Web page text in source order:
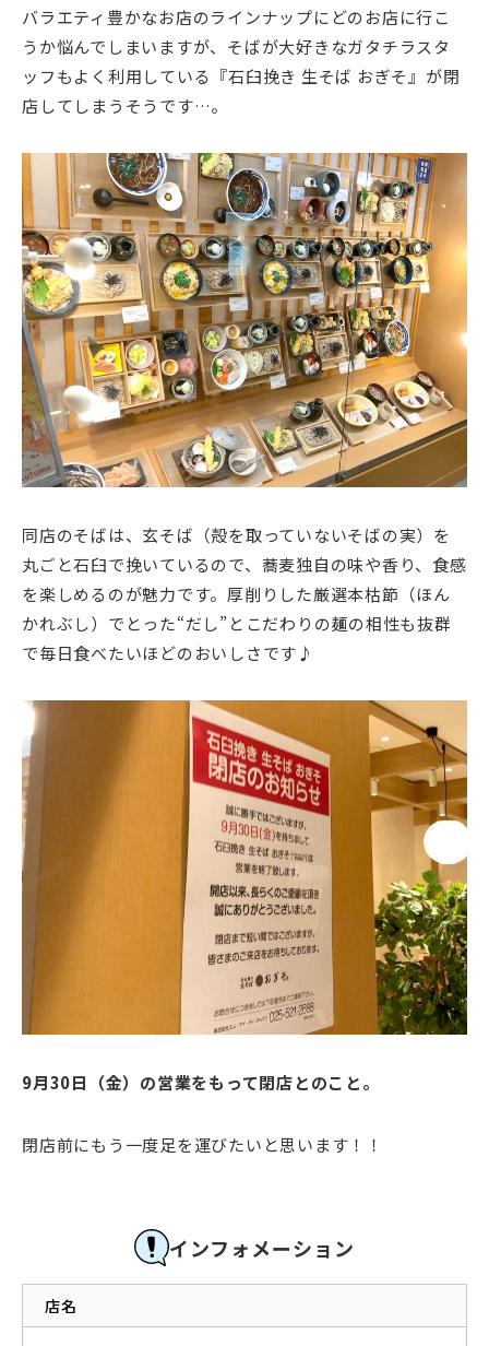
バラエティ豊かなお店のラインナップにどのお店に行こ
うか悩んでしまいますが、そばが大好きなガタチラスタ
ッフもよく利用している『石臼挽き 生そば おぎそ』が閉
店してしまうそうです…。
同店のそばは、玄そば（殻を取っていないそばの実）を
丸ごと石臼で挽いているので、蕎麦独自の味や香り、食感
を楽しめるのが魅力です。厚削りした厳選本枯節（ほん
かれぶし）でとった“だし”とこだわりの麺の相性も抜群
で毎日食べたいほどのおいしさです♪
9月30日（金）の営業をもって閉店とのこと。
閉店前にもう一度足を運びたいと思います！！
インフォメーション
店名